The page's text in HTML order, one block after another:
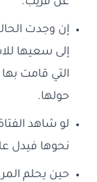
إن وجدت
إلى سعيها
التي قامت
حولها.
لو شاهد
نحوها فيدل
حين يحلم